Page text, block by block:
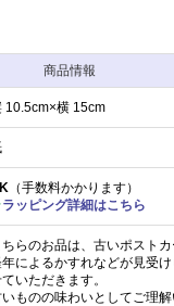
商品情報
10.5cm×横 15cm
（手数料かかります）
ラッピング詳細はこちら
ちらのお品は、古いポストカ
によるかすれなどが見受
いただきます。
ものの味わいとしてご理